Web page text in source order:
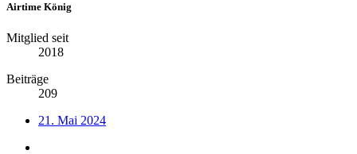
Airtime König
Mitglied seit
2018
Beiträge
209
21. Mai 2024